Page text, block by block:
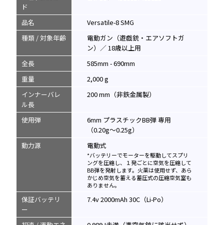
ド
品名
Versatile-8 SMG
種類 / 対象年齢
電動ガン（遊戯銃・エアソフトガ
ン）／ 18歳以上用
全長
585mm - 690mm
重量
2,000 g
インナーバレ
ル長
200 mm（非鉄金属製）
使用弾
6mm プラスチックBB弾 専用
（0.20g～0.25g）
動力源
電動式
*バッテリーでモーターを駆動してスプリ
ングを圧縮し、１発ごとに空気を圧縮して
BB弾を発射します。火薬は使用せず、あら
かじめ空気を蓄える蓄圧式の圧縮空気室も
ありません。
保証バッテリ
ー
7.4v 2000mAh 30C（Li-Po）